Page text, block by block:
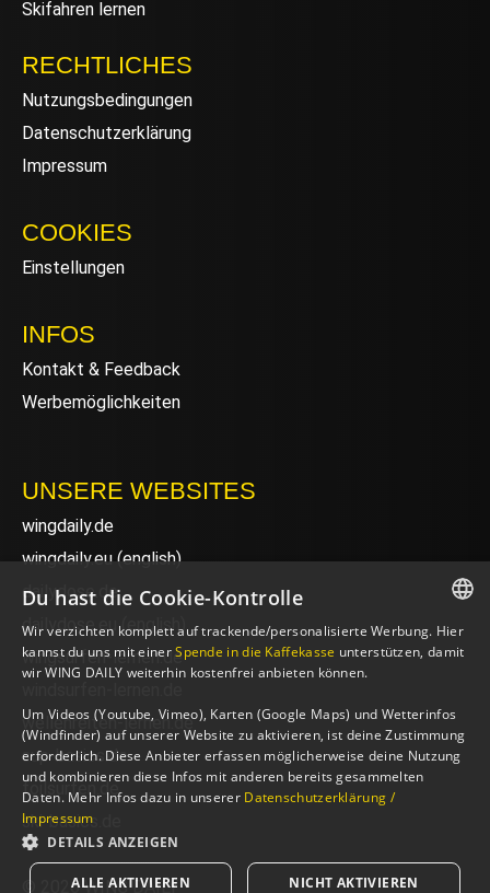
Skifahren lernen
RECHTLICHES
Nutzungsbedingungen
Datenschutzerklärung
Impressum
COOKIES
Einstellungen
INFOS
Kontakt & Feedback
Werbemöglichkeiten
UNSERE WEBSITES
wingdaily.de
wingdaily.eu(english)
dailydose.de
dailydose.eu (english)
wingsurfen-lernen.de
wellenreiten-lernen.de
sup-basics.de
foilsurfen.de
ski-basics.de
© 2026 WING DAILY
GERMAN
Du hast die Cookie-Kontrolle
Wir verzichten komplett auf trackende/personalisierte Werbung. Hier
kannst du uns mit einerSpende in die Kaffekasse unterstützen, damit
wir WING DAILY weiterhin kostenfrei anbieten können.
Um Videos (Youtube, Vimeo), Karten (Google Maps) und Wetterinfos
(Windfinder) auf unserer Website zu aktivieren, ist deine Zustimmung
erforderlich. Diese Anbieter erfassen möglicherweise deine Nutzung
und kombinieren diese Infos mit anderen bereits gesammelten
Daten. Mehr Infos dazu in unserer Datenschutzerklärung /
Impressum
DETAILS ANZEIGEN
ALLE AKTIVIEREN NICHT AKTIVIEREN